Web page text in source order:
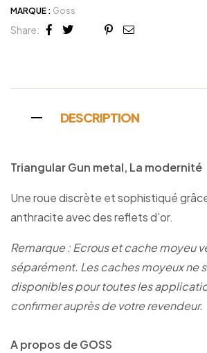
MARQUE : Goss
Share:
Facebook
TwitterLinkedin
Google+
Pinterest
Email
DESCRIPTION
Triangular Gun metal, La modernité
Une roue discrète et sophistiqué
anthracite avec des reflets d’or.
Remarque : Ecrous et cache moyeu
séparément. Les caches moyeux ne
disponibles pour toutes les
confirmer auprès de votre revendeur.
A propos de GOSS